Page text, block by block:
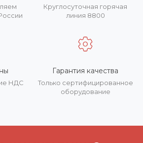
Круглосуточная горячая
линия 8800
НДС
Гарантия качества
Только сертифицированное
оборудование